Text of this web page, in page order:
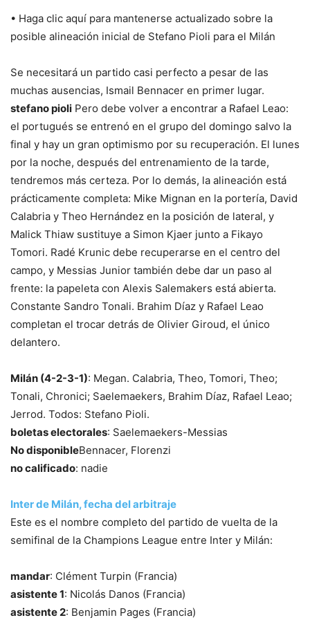
• Haga clic aquí para mantenerse actualizado sobre la
posible alineación inicial de Stefano Pioli para el Milán
Se necesitará un partido casi perfecto a pesar de las
muchas ausencias, Ismail Bennacer en primer lugar.
stefano pioli Pero debe volver a encontrar a Rafael Leao:
el portugués se entrenó en el grupo del domingo salvo la
final y hay un gran optimismo por su recuperación. El lunes
por la noche, después del entrenamiento de la tarde,
tendremos más certeza. Por lo demás, la alineación está
prácticamente completa: Mike Mignan en la portería, David
Calabria y Theo Hernández en la posición de lateral, y
Malick Thiaw sustituye a Simon Kjaer junto a Fikayo
Tomori. Radé Krunic debe recuperarse en el centro del
campo, y Messias Junior también debe dar un paso al
frente: la papeleta con Alexis Salemakers está abierta.
Constante Sandro Tonali. Brahim Díaz y Rafael Leao
completan el trocar detrás de Olivier Giroud, el único
delantero.
Milán (4-2-3-1): Megan. Calabria, Theo, Tomori, Theo;
Tonali, Chronici; Saelemaekers, Brahim Díaz, Rafael Leao;
Jerrod. Todos: Stefano Pioli.
boletas electorales: Saelemaekers-Messias
No disponibleBennacer, Florenzi
no calificado: nadie
Inter de Milán, fecha del arbitraje
Este es el nombre completo del partido de vuelta de la
semifinal de la Champions League entre Inter y Milán:
mandar: Clément Turpin (Francia)
asistente 1: Nicolás Danos (Francia)
asistente 2: Benjamin Pages (Francia)